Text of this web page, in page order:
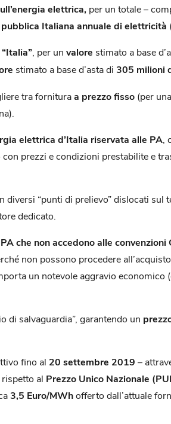
elettrica, per un totale –
Italiana annuale di elettricità
, per un valore stimato a base
stimato a base d’asta di 305 milioni
tra fornituraa prezzo fisso (per
elettrica d’Italia riservata alle PA
prezzi e condizioni prestabilite e
diversi “punti di prelievo” dislocati
dedicato.
PA che non accedono alle convenzioni
non possono procedere
un notevole aggravio
di salvaguardia”, garantendo un
fino al 20 settembre 2019 –
al Prezzo Unico Nazionale
3,5 Euro/MWhofferto dall’attuale